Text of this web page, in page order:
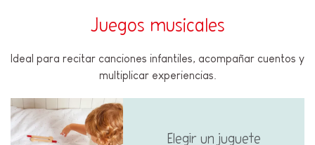
Juegos musicales
Ideal para recitar canciones infantiles, acompañar cuentos y
multiplicar experiencias.
Elegir un juguete